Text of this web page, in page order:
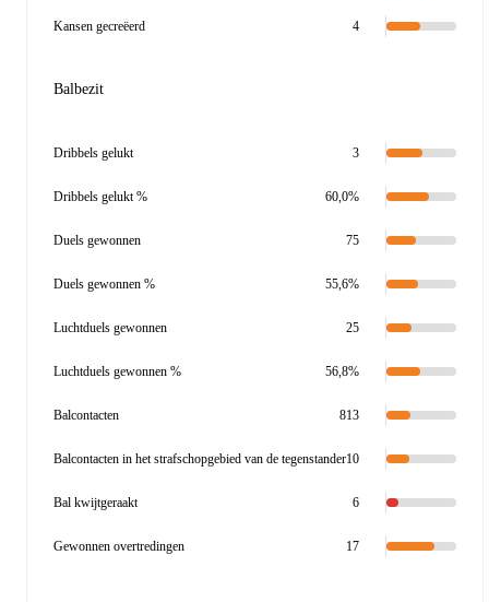
Kansen gecreëerd 4
Balbezit
Dribbels gelukt 3
Dribbels gelukt % 60,0%
Duels gewonnen 75
Duels gewonnen % 55,6%
Luchtduels gewonnen 25
Luchtduels gewonnen % 56,8%
Balcontacten 813
Balcontacten in het strafschopgebied van de tegenstander10
Bal kwijtgeraakt 6
Gewonnen overtredingen 17